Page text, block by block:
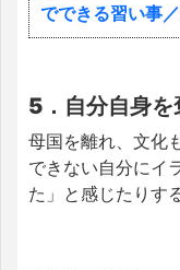
でできる習い事
5．自分自身を
母国を離れ、文化
できない自分にイ
た」と感じたりす